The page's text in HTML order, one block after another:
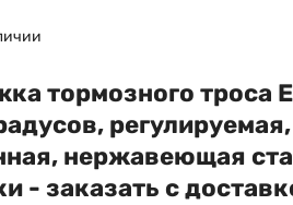
тормозного троса
регулируемая,
нержавеющая
- заказать с